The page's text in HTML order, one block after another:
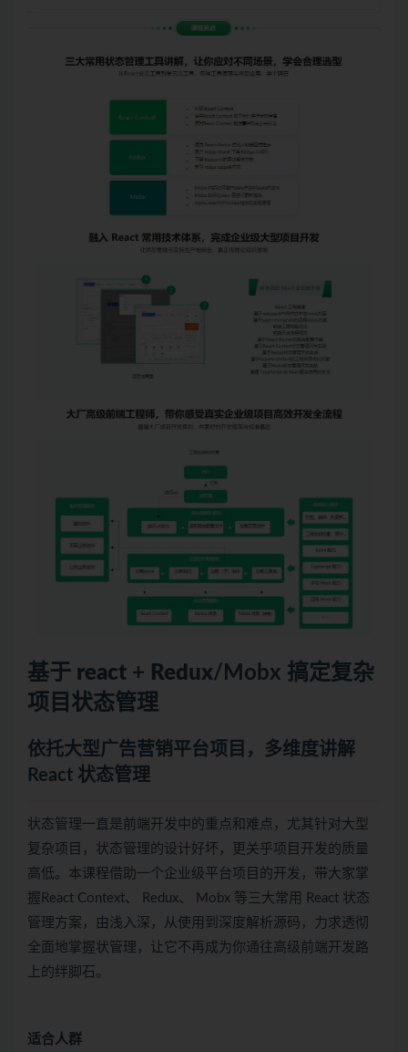
基于 react + Redux/Mobx 搞定复杂
项目状态管理
依托大型广告营销平台项目，多维度讲解
React 状态管理
状态管理一直是前端开发中的重点和难点，尤其针对大型
复杂项目，状态管理的设计好坏，更关乎项目开发的质量
高低。本课程借助一个企业级平台项目的开发，带大家掌
握React Context、 Redux、 Mobx 等三大常用 React 状态
管理方案，由浅入深，从使用到深度解析源码，力求透彻
全面地掌握状管理，让它不再成为你通往高级前端开发路
上的绊脚石。
适合人群